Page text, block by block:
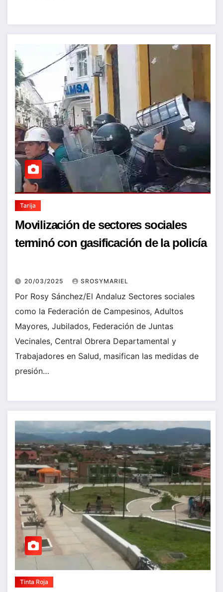
Tarija
Movilización de sectores sociales
terminó con gasificación de la policía
20/03/2025 SROSYMARIEL
Por Rosy Sánchez/El Andaluz Sectores sociales
como la Federación de Campesinos, Adultos
Mayores, Jubilados, Federación de Juntas
Vecinales, Central Obrera Departamental y
Trabajadores en Salud, masifican las medidas de
presión…
Tinta Roja